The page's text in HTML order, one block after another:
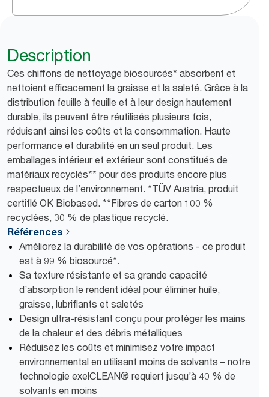
Description
Ces chiffons de nettoyage biosourcés* absorbent et
nettoient efficacement la graisse et la saleté. Grâce à la
distribution feuille à feuille et à leur design hautement
durable, ils peuvent être réutilisés plusieurs fois,
réduisant ainsi les coûts et la consommation. Haute
performance et durabilité en un seul produit. Les
emballages intérieur et extérieur sont constitués de
matériaux recyclés** pour des produits encore plus
respectueux de l’environnement. *TÜV Austria, produit
certifié OK Biobased. **Fibres de carton 100 %
recyclées, 30 % de plastique recyclé.
Références
Améliorez la durabilité de vos opérations - ce produit
est à 99 % biosourcé*.
Sa texture résistante et sa grande capacité
d’absorption le rendent idéal pour éliminer huile,
graisse, lubrifiants et saletés
Design ultra-résistant conçu pour protéger les mains
de la chaleur et des débris métalliques
Réduisez les coûts et minimisez votre impact
environnemental en utilisant moins de solvants – notre
technologie exelCLEAN® requiert jusqu’à 40 % de
solvants en moins